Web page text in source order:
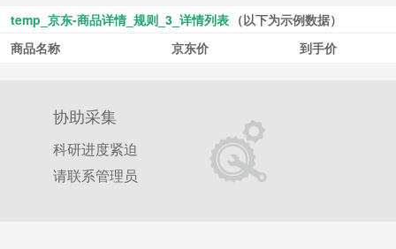
色钛金属 支持移
动联通电信5G 双
卡双待手机 收藏
temp_京东-商品详情_规则_3_详情列表 （以下为示例数据）
商品名称
京东价 到手价
协助采集
科研进度紧迫
请联系管理员